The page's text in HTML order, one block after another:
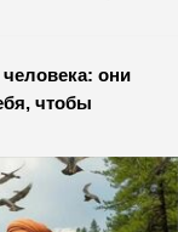
они
чтобы